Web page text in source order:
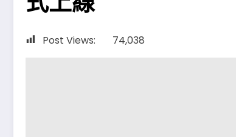
Post Views: 74,038